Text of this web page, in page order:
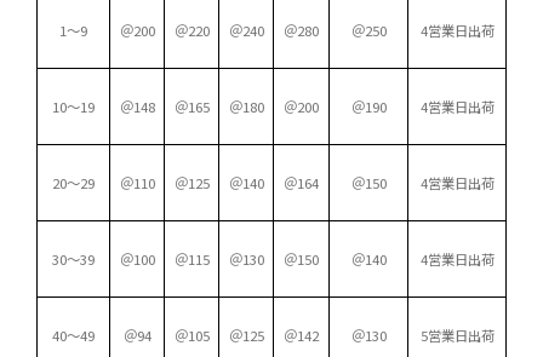
1～9 ＠200 ＠220 ＠240 ＠280 ＠250 4営業日出荷
10～19 ＠148 ＠165 ＠180 ＠200 ＠190 4営業日出荷
20～29 ＠110 ＠125 ＠140 ＠164 ＠150 4営業日出荷
30～39 ＠100 ＠115 ＠130 ＠150 ＠140 4営業日出荷
40～49 ＠94 ＠105 ＠125 ＠142 ＠130 5営業日出荷